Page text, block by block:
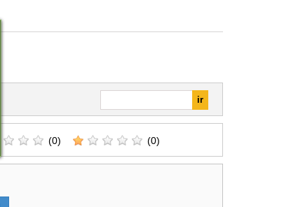
(0) (0)